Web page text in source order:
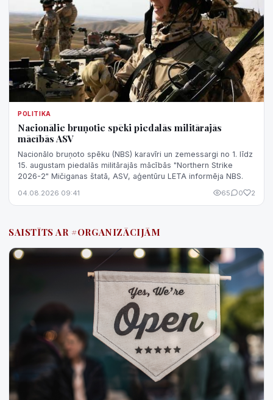
POLITIKA
Nacionālie bruņotie spēki piedalās militārajās
mācībās ASV
Nacionālo bruņoto spēku (NBS) karavīri un zemessargi no 1. līdz
15. augustam piedalās militārajās mācībās "Northern Strike
2026-2" Mičiganas štatā, ASV, aģentūru LETA informēja NBS.
04.08.2026 09:41 65 0 2
SAISTĪTS AR #ORGANIZĀCIJĀM